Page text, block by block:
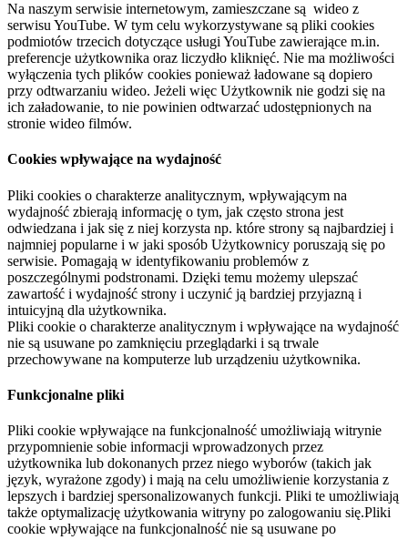
Na naszym serwisie internetowym, zamieszczane są wideo z
serwisu YouTube. W tym celu wykorzystywane są pliki cookies
podmiotów trzecich dotyczące usługi YouTube zawierające m.in.
preferencje użytkownika oraz liczydło kliknięć. Nie ma możliwości
wyłączenia tych plików cookies ponieważ ładowane są dopiero
przy odtwarzaniu wideo. Jeżeli więc Użytkownik nie godzi się na
ich załadowanie, to nie powinien odtwarzać udostępnionych na
stronie wideo filmów.
Cookies wpływające na wydajność
Pliki cookies o charakterze analitycznym, wpływającym na
wydajność zbierają informację o tym, jak często strona jest
odwiedzana i jak się z niej korzysta np. które strony są najbardziej i
najmniej popularne i w jaki sposób Użytkownicy poruszają się po
serwisie. Pomagają w identyfikowaniu problemów z
poszczególnymi podstronami. Dzięki temu możemy ulepszać
zawartość i wydajność strony i uczynić ją bardziej przyjazną i
intuicyjną dla użytkownika.
Pliki cookie o charakterze analitycznym i wpływające na wydajność
nie są usuwane po zamknięciu przeglądarki i są trwale
przechowywane na komputerze lub urządzeniu użytkownika.
Funkcjonalne pliki
Pliki cookie wpływające na funkcjonalność umożliwiają witrynie
przypomnienie sobie informacji wprowadzonych przez
użytkownika lub dokonanych przez niego wyborów (takich jak
język, wyrażone zgody) i mają na celu umożliwienie korzystania z
lepszych i bardziej spersonalizowanych funkcji. Pliki te umożliwiają
także optymalizację użytkowania witryny po zalogowaniu się.Pliki
cookie wpływające na funkcjonalność nie są usuwane po